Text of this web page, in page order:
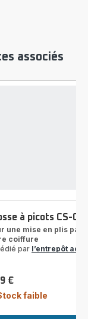
associés
à picots CS-
une mise en plis
coiffure
par l’entrepôt
€
faible